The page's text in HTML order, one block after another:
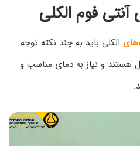
آنتی فوم الکلی
الکلی باید به چند نکته توجه
هستند و نیاز به دمای مناسب و